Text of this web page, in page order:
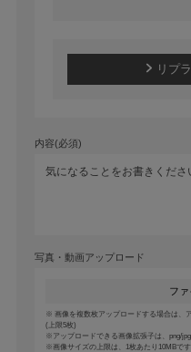
リプ
内容(必須)
写真・動画アップロード
フ
画像を複数枚アップロードする場合は、
(上限5枚)
アップロードできる画像拡張子は、png/
画像サイズの上限は、1枚あたり10MBです